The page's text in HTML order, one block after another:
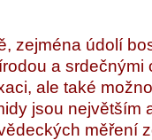
zejména údolí
a srdečnými
ale také
jsou největším
měření